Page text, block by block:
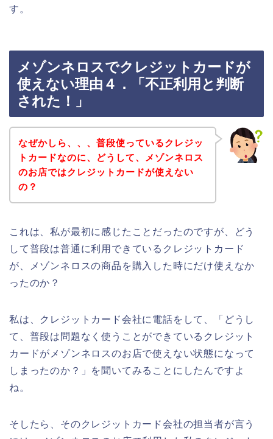
す。
メゾンネロスでクレジットカードが
使えない理由４．「不正利用と判断
された！」
なぜかしら、、、普段使っているクレジッ
トカードなのに、どうして、メゾンネロス
のお店ではクレジットカードが使えない
の？
これは、私が最初に感じたことだったのですが、どう
して普段は普通に利用できているクレジットカード
が、メゾンネロスの商品を購入した時にだけ使えなか
ったのか？
私は、クレジットカード会社に電話をして、「どうし
て、普段は問題なく使うことができているクレジット
カードがメゾンネロスのお店で使えない状態になって
しまったのか？」を聞いてみることにしたんですよ
ね。
そしたら、そのクレジットカード会社の担当者が言う